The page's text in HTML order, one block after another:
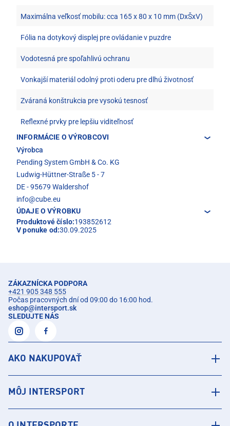
Maximálna veľkosť mobilu: cca 165 x 80 x 10 mm (DxŠxV)
Fólia na dotykový displej pre ovládanie v puzdre
Vodotesná pre spoľahlivú ochranu
Vonkajší materiál odolný proti oderu pre dlhú životnosť
Zváraná konštrukcia pre vysokú tesnosť
Reflexné prvky pre lepšiu viditeľnosť
INFORMÁCIE O VÝROBCOVI
Výrobca
Pending System GmbH & Co. KG
Ludwig-Hüttner-Straße 5 - 7
DE - 95679 Waldershof
info@cube.eu
ÚDAJE O VÝROBKU
Produktové číslo:193852612
V ponuke od:30.09.2025
ZÁKAZNÍCKA PODPORA
+421 905 348 555
Počas pracovných dní od 09:00 do 16:00 hod.
eshop@intersport.sk
SLEDUJTE NÁS
AKO NAKUPOVAŤ
MÔJ INTERSPORT